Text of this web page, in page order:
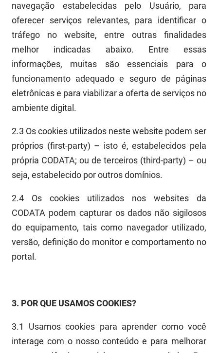
navegação estabelecidas pelo Usuário, para
oferecer serviços relevantes, para identificar o
tráfego no website, entre outras finalidades
melhor indicadas abaixo. Entre essas
informações, muitas são essenciais para o
funcionamento adequado e seguro de páginas
eletrônicas e para viabilizar a oferta de serviços no
ambiente digital.
2.3 Os cookies utilizados neste website podem ser
próprios (first-party) – isto é, estabelecidos pela
própria CODATA; ou de terceiros (third-party) – ou
seja, estabelecido por outros domínios.
2.4 Os cookies utilizados nos websites da
CODATA podem capturar os dados não sigilosos
do equipamento, tais como navegador utilizado,
versão, definição do monitor e comportamento no
portal.
3. POR QUE USAMOS COOKIES?
3.1 Usamos cookies para aprender como você
interage com o nosso conteúdo e para melhorar